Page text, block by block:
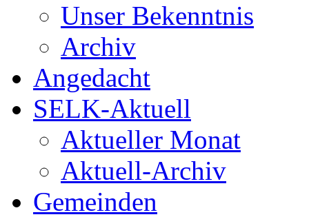
Unser Bekenntnis
Archiv
Angedacht
SELK-Aktuell
Aktueller Monat
Aktuell-Archiv
Gemeinden